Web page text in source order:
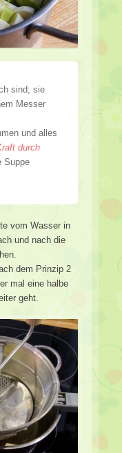
sind; sie
Messer
und alles
durch
Suppe
vom Wasser in
und nach die
dem Prinzip 2
mal eine halbe
geht.